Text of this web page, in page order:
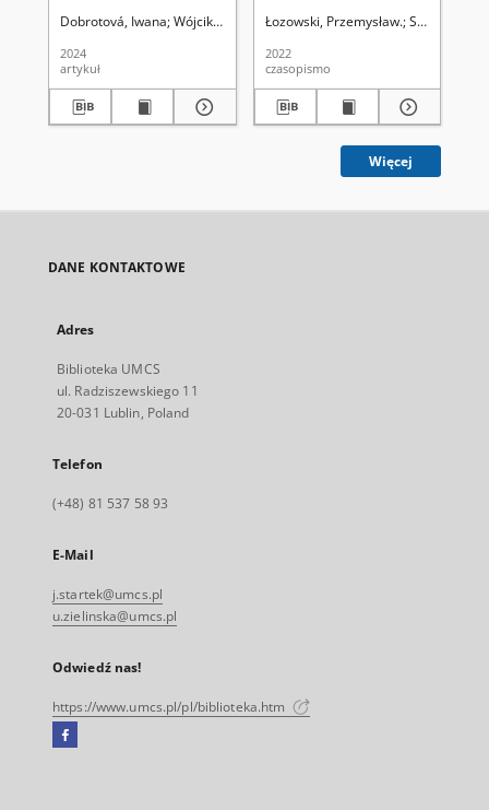
Dobrotová, Iwana Wójcik-Dudek, Małgorzata Uniwersytet Marii Curie-
2024
artykuł
Łozowski, Przemysław. Shmiher,
2022
czasopismo
Więcej
DANE KONTAKTOWE
Adres
Biblioteka UMCS
ul. Radziszewskiego 11
20-031 Lublin, Poland
Telefon
(+48) 81 537 58 93
E-Mail
j.startek@umcs.pl
u.zielinska@umcs.pl
Odwiedź nas!
https://www.umcs.pl/pl/biblioteka.htm
Facebook